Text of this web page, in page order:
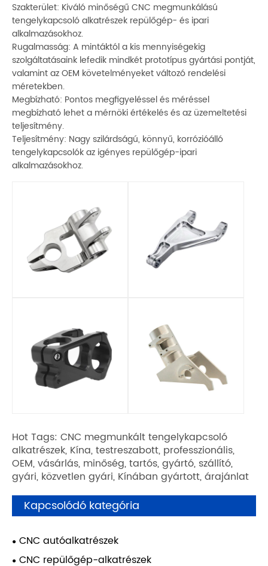
Szakterület: Kiváló minőségű CNC megmunkálású
tengelykapcsoló alkatrészek repülőgép- és ipari
alkalmazásokhoz.
Rugalmasság: A mintáktól a kis mennyiségekig
szolgáltatásaink lefedik mindkét prototípus gyártási pontját,
valamint az OEM követelményeket változó rendelési
méretekben.
Megbízható: Pontos megfigyeléssel és méréssel
megbízható lehet a mérnöki értékelés és az üzemeltetési
teljesítmény.
Teljesítmény: Nagy szilárdságú, könnyű, korrózióálló
tengelykapcsolók az igényes repülőgép-ipari
alkalmazásokhoz.
Hot Tags: CNC megmunkált tengelykapcsoló
alkatrészek, Kína, testreszabott, professzionális,
OEM, vásárlás, minőség, tartós, gyártó, szállító,
gyári, közvetlen gyári, Kínában gyártott, árajánlat
Kapcsolódó kategória
CNC autóalkatrészek
CNC repülőgép-alkatrészek